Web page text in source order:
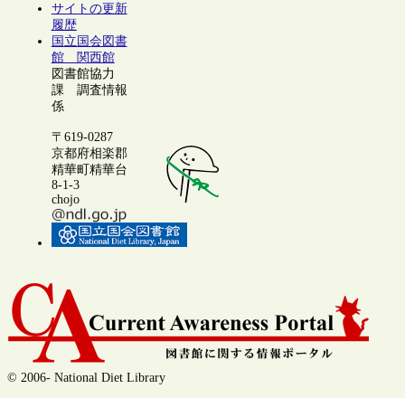
サイトの更新
履歴
国立国会図書
館 関西館
図書館協力
課 調査情報
係
〒619-0287
京都府相楽郡
精華町精華台
8-1-3
chojo
© 2006- National Diet Library